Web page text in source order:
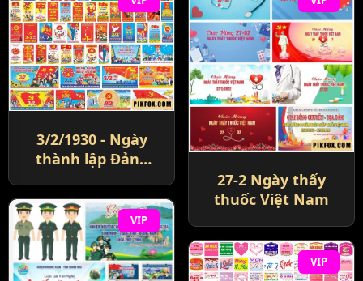
3/2/1930 - Ngày
thành lập Đảng
Nam
27-2 Ngày thấy
thuốc Việt Nam
VIP
VIP